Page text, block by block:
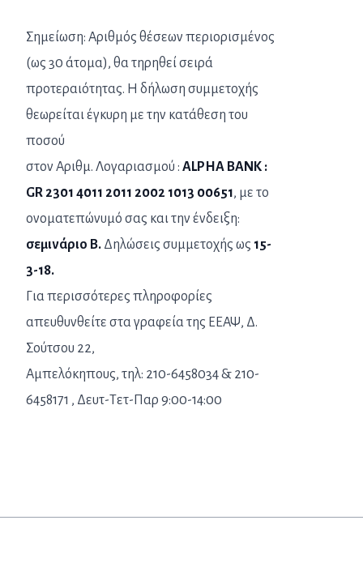
Σημείωση: Αριθμός θέσεων περιορισμένος
(ως 30 άτομα), θα τηρηθεί σειρά
προτεραιότητας. Η δήλωση συμμετοχής
θεωρείται έγκυρη με την κατάθεση του
ποσού
στον Αριθμ. Λογαριασμού : ALPHA BANK :
GR 2301 4011 2011 2002 1013 00651, με το
ονοματεπώνυμό σας και την ένδειξη:
σεμινάριο Β. Δηλώσεις συμμετοχής ως 15-
3-18.
Για περισσότερες πληροφορίες
απευθυνθείτε στα γραφεία της ΕΕΑΨ, Δ.
Σούτσου 22,
Αμπελόκηπους, τηλ: 210-6458034 & 210-
6458171 , Δευτ-Τετ-Παρ 9:00-14:00